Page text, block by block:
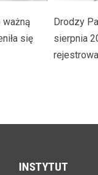
ważną
się
Drodzy
sierpnia
INSTYTUT